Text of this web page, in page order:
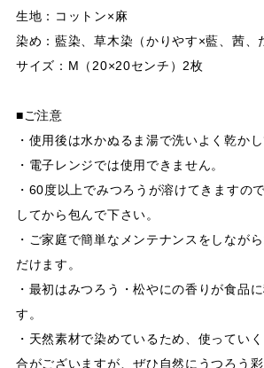
生地：コットン×麻
染め：藍染、草木染（かりやす×藍、茜、
サイズ：M（20×20センチ）2枚
■ご注意
・使用後は水かぬるま湯で洗いよく乾かし
・電子レンジでは使用できません。
・60度以上でみつろうが溶けてきますの
してから包んで下さい。
・ご家庭で簡単なメンテナンスをしなが
だけます。
・最初はみつろう・松やにの香りが食品
す。
・天然素材で染めているため、使ってい
合がございますが、ぜひ自然にうつろう